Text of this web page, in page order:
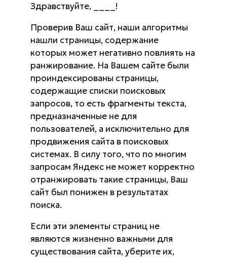
Здравствуйте, ____!
Проверив Ваш сайт, наши алгоритмы
нашли страницы, содержание
которых может негативно повлиять на
ранжирование. На Вашем сайте были
проиндексированы страницы,
содержащие списки поисковых
запросов, то есть фрагменты текста,
предназначенные не для
пользователей, а исключительно для
продвижения сайта в поисковых
системах. В силу того, что по многим
запросам Яндекс не может корректно
отранжировать такие страницы, Ваш
сайт был понижен в результатах
поиска.
Если эти элементы страниц не
являются жизненно важными для
существования сайта, уберите их,